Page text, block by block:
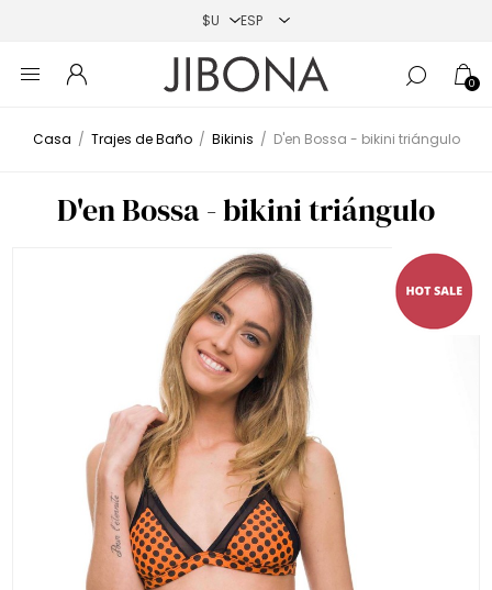
0
Casa / Trajes de Baño / Bikinis / D'en Bossa - bikini triángulo
D'en Bossa - bikini triángulo